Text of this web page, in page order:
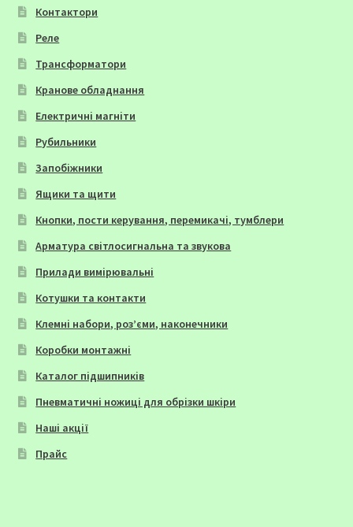
Контактори
Реле
Трансформатори
Кранове обладнання
Електричні магніти
Рубильники
Запобіжники
Ящики та щити
Кнопки, пости керування, перемикачі, тумблери
Арматура світлосигнальна та звукова
Прилади вимірювальні
Котушки та контакти
Клемні набори, роз’єми, наконечники
Коробки монтажні
Каталог підшипників
Пневматичні ножиці для обрізки шкіри
Наші акції
Прайс